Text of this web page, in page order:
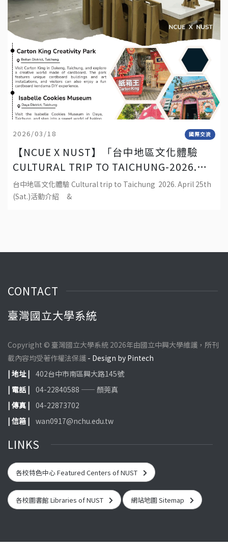
2026/03/18 國際交流
【NCUE X NUST】「台中地區文化體驗
CULTURAL TRIP TO TAICHUNG-2026.
APRIL 25TH (SAT.)」
台中地區文化體驗 Cultural trip to Taichung 2026. April 25th
(Sat.)活動介紹 &
CONTACT
臺灣國立大學系統
Copyright © 臺灣國立大學系統 2026年由國立中興大學維護，所刊
載內容均受著作權法保護 - Design by Pintech
| 地址 | 402台中市南區興大路145號
| 電話 | 04-22840588 —— 顏莞真
| 傳真 | 04-22873702
| 信箱 | wan0917@nchu.edu.tw
LINKS
各校特色中心 Featured Centers of NUST
各校圖書館 Libraries of NUST 網站地圖 Sitemap